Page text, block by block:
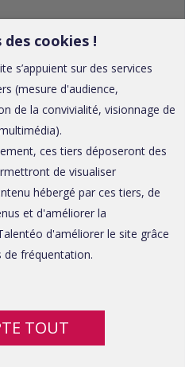
des cookies !
s’appuient sur des services
(mesure d'audience,
de la convivialité, visionnage de
ces tiers déposeront des
de visualiser
hébergé par ces tiers, de
et d'améliorer la
d'améliorer le site grâce
de fréquentation.
TOUT